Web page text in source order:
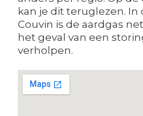
kan je dit teruglezen.
Couvin is de aardgas
het geval van een
verholpen.